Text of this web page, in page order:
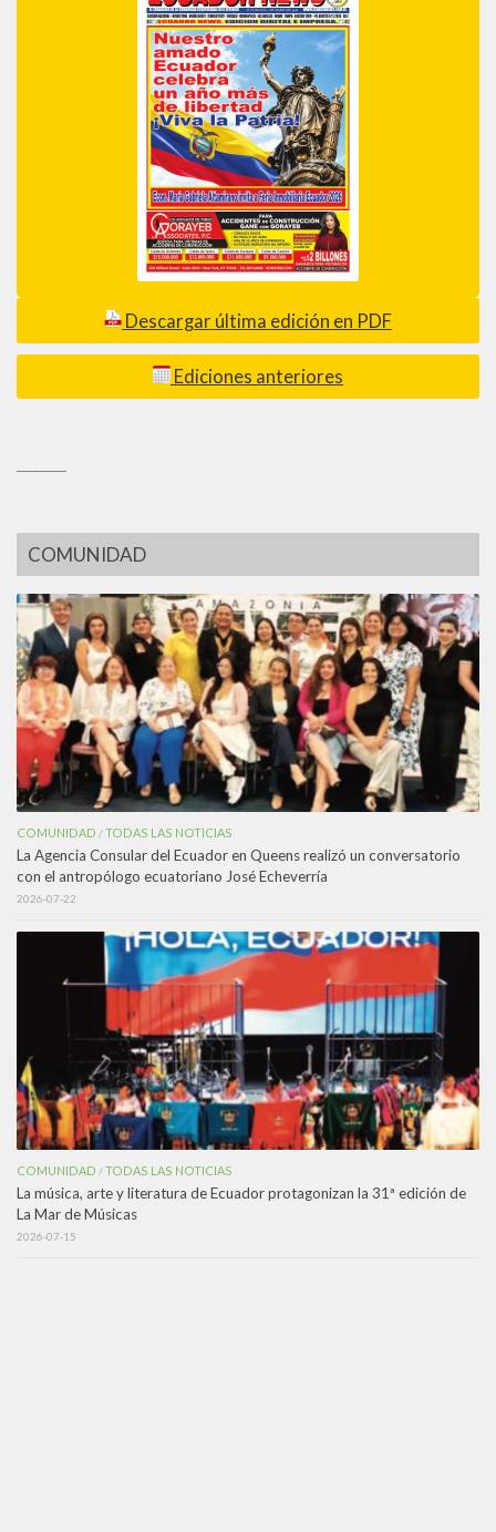
Descargar última edición en PDF
Ediciones anteriores
COMUNIDAD
COMUNIDAD /TODAS LAS NOTICIAS
La Agencia Consular del Ecuador en Queens realizó un conversatorio
con el antropólogo ecuatoriano José Echeverría
2026-07-22
COMUNIDAD /TODAS LAS NOTICIAS
La música, arte y literatura de Ecuador protagonizan la 31ª edición de
La Mar de Músicas
2026-07-15